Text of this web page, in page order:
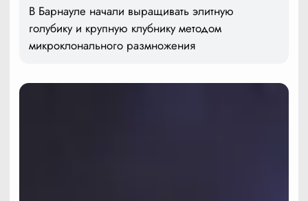
В Барнауле начали выращивать элитную
голубику и крупную клубнику методом
микроклонального размножения